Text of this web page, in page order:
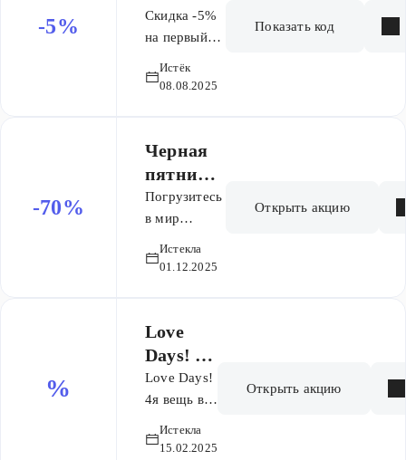
-5%
заказ от
5 000 ₽
Скидка -5%
на первый
покупке от
с базовыми
акциями, но
из раздела
Истёк
08.08.2025
Показать код
-70%
Черная
пятница:
скидки
до70%
Погрузитесь
в мир
— нижнее
одежда и
купальники
теперь
доступны по
ценам со
Истекла
01.12.2025
Открыть акцию
%
Love
Days! 4я
вещь в
подарок
из
раздела
Love Days!
4я вещь в
раздела
Истекла
15.02.2025
Открыть акцию